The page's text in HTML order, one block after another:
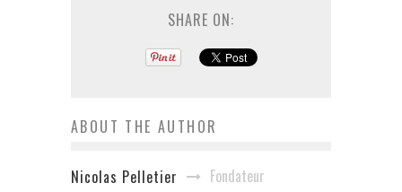
SHARE ON:
ABOUT THE AUTHOR
Nicolas Pelletier Fondateur